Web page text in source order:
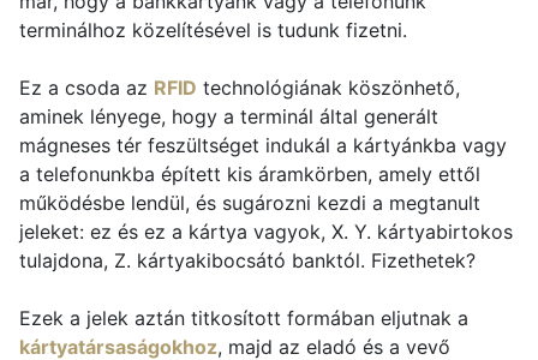
terminálhoz közelítésével is tudunk fizetni.
Ez a csoda az RFID technológiának köszönhető,
aminek lényege, hogy a terminál által generált
mágneses tér feszültséget indukál a kártyánkba vagy
a telefonunkba épített kis áramkörben, amely ettől
működésbe lendül, és sugározni kezdi a megtanult
jeleket: ez és ez a kártya vagyok, X. Y. kártyabirtokos
tulajdona, Z. kártyakibocsátó banktól. Fizethetek?
Ezek a jelek aztán titkosított formában eljutnak a
kártyatársaságokhoz, majd az eladó és a vevő